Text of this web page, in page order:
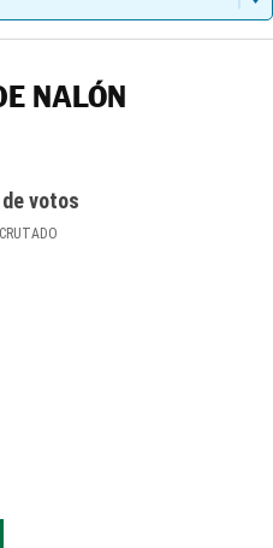
NALÓN
votos